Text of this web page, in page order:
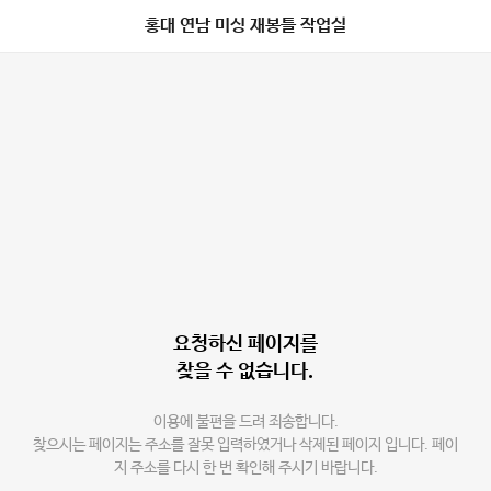
홍대 연남 미싱 재봉틀 작업실
요청하신 페이지를
찾을 수 없습니다.
이용에 불편을 드려 죄송합니다.
찾으시는 페이지는 주소를 잘못 입력하였거나 삭제된 페이지 입니다. 페이
지 주소를 다시 한 번 확인해 주시기 바랍니다.